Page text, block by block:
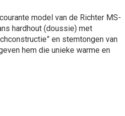
model van de Richter MS-
hardhout (doussie) met
en stemtongen van
hem die unieke warme en